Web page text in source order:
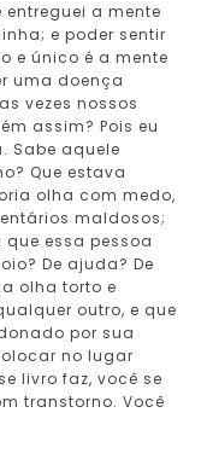
entreguei a mente
e poder sentir
e único é a mente
uma doença
vezes nossos
assim? Pois eu
Sabe aquele
Que estava
olha com medo,
maldosos;
essa pessoa
De ajuda? De
olha torto e
outro, e que
por sua
no lugar
livro faz, você se
transtorno. Você